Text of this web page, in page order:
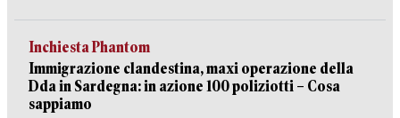
Inchiesta Phantom
Immigrazione clandestina, maxi operazione della
Dda in Sardegna: in azione 100 poliziotti – Cosa
sappiamo